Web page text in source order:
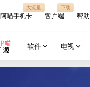
阿喵手机卡
大流量
客户端
下载
帮助
软件 电视